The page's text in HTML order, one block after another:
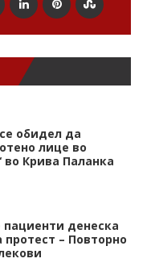
обидел да
лице во
во Крива Паланка
денеска
протест – Повторно